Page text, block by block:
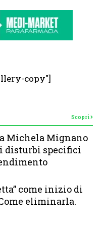
copy"]
Scopri
Michela Mignano
disturbi specifici
come inizio di
eliminarla.